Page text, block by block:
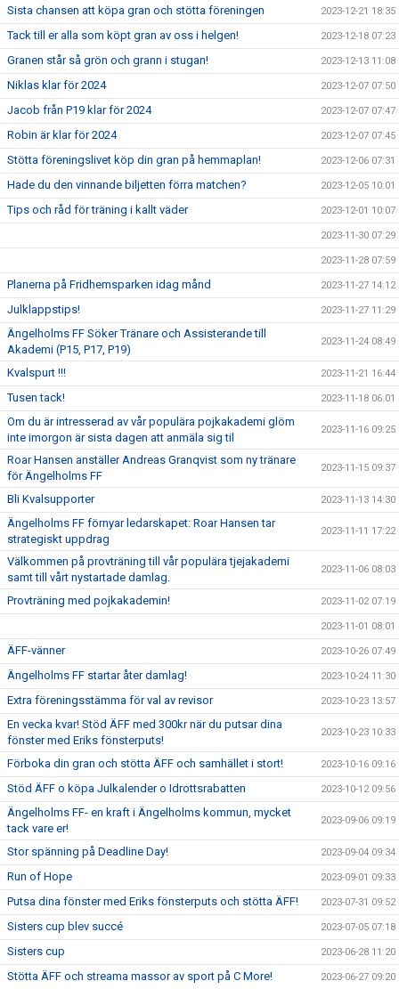
Sista chansen att köpa gran och stötta föreningen 2023-12-21 18:35
Tack till er alla som köpt gran av oss i helgen! 2023-12-18 07:23
Granen står så grön och grann i stugan! 2023-12-13 11:08
Niklas klar för 2024 2023-12-07 07:50
Jacob från P19 klar för 2024 2023-12-07 07:47
Robin är klar för 2024 2023-12-07 07:45
Stötta föreningslivet köp din gran på hemmaplan! 2023-12-06 07:31
Hade du den vinnande biljetten förra matchen? 2023-12-05 10:01
Tips och råd för träning i kallt väder 2023-12-01 10:07
2023-11-30 07:29
2023-11-28 07:59
Planerna på Fridhemsparken idag månd 2023-11-27 14:12
Julklappstips! 2023-11-27 11:29
Ängelholms FF Söker Tränare och Assisterande till
Akademi (P15, P17, P19)
2023-11-24 08:49
Kvalspurt !!! 2023-11-21 16:44
Tusen tack! 2023-11-18 06:01
Om du är intresserad av vår populära pojkakademi glöm
inte imorgon är sista dagen att anmäla sig til
2023-11-16 09:25
Roar Hansen anställer Andreas Granqvist som ny tränare
för Ängelholms FF
2023-11-15 09:37
Bli Kvalsupporter 2023-11-13 14:30
Ängelholms FF förnyar ledarskapet: Roar Hansen tar
strategiskt uppdrag
2023-11-11 17:22
Välkommen på provträning till vår populära tjejakademi
samt till vårt nystartade damlag.
2023-11-06 08:03
Provträning med pojkakademin! 2023-11-02 07:19
2023-11-01 08:01
ÄFF-vänner 2023-10-26 07:49
Ängelholms FF startar åter damlag! 2023-10-24 11:30
Extra föreningsstämma för val av revisor 2023-10-23 13:57
En vecka kvar! Stöd ÄFF med 300kr när du putsar dina
fönster med Eriks fönsterputs!
2023-10-23 10:33
Förboka din gran och stötta ÄFF och samhället i stort! 2023-10-16 09:16
Stöd ÄFF o köpa Julkalender o Idrottsrabatten 2023-10-12 09:56
Ängelholms FF- en kraft i Ängelholms kommun, mycket
tack vare er!
2023-09-06 09:19
Stor spänning på Deadline Day! 2023-09-04 09:34
Run of Hope 2023-09-01 09:33
Putsa dina fönster med Eriks fönsterputs och stötta ÄFF! 2023-07-31 09:52
Sisters cup blev succé 2023-07-05 07:18
Sisters cup 2023-06-28 11:20
Stötta ÄFF och streama massor av sport på C More! 2023-06-27 09:20